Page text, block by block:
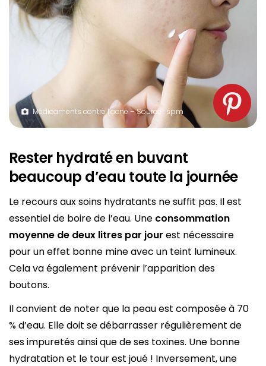
Médicaments contre l’acné – Source : spm
Rester hydraté en buvant
beaucoup d’eau toute la journée
Le recours aux soins hydratants ne suffit pas. Il est
essentiel de boire de l’eau. Une consommation
moyenne de deux litres par jour est nécessaire
pour un effet bonne mine avec un teint lumineux.
Cela va également prévenir l’apparition des
boutons.
Il convient de noter que la peau est composée à 70
% d’eau. Elle doit se débarrasser régulièrement de
ses impuretés ainsi que de ses toxines. Une bonne
hydratation et le tour est joué ! Inversement, une